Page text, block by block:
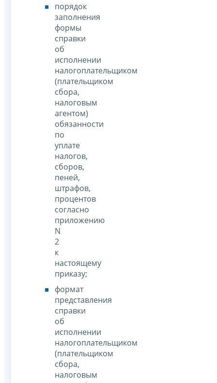
порядок
заполнения
формы
справки
об
исполнении
налогоплательщиком
(плательщиком
сбора,
налоговым
агентом)
обязанности
по
уплате
налогов,
сборов,
пеней,
штрафов,
процентов
согласно
приложению
N
2
к
настоящему
приказу;
формат
представления
справки
об
исполнении
налогоплательщиком
(плательщиком
сбора,
налоговым